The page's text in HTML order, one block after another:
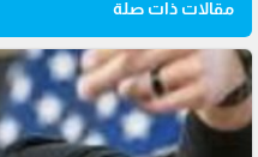
مقالات ذات صلة